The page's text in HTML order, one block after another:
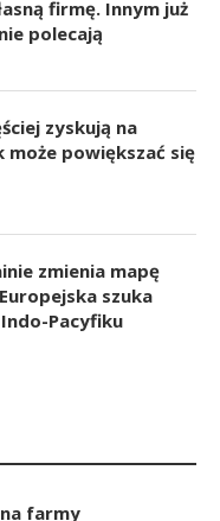
firmę. Innym już
polecają
zyskują na
może powiększać się
zmienia mapę
szuka
Pacyfiku
farmy